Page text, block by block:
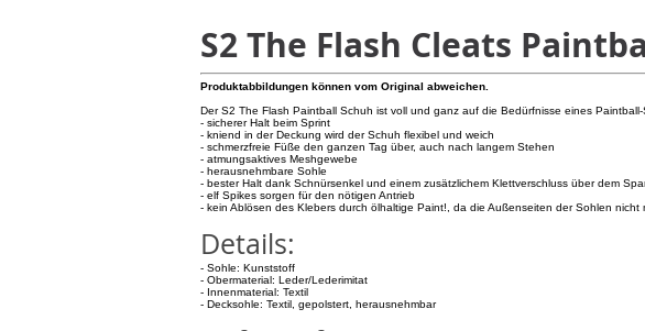
S2 The Flash Cleats
Produktabbildungen können vom Original abweichen.
Der S2 The Flash Paintball Schuh ist voll und ganz auf die Bedürfnisse eines
- sicherer Halt beim Sprint
- kniend in der Deckung wird der Schuh flexibel und weich
- schmerzfreie Füße den ganzen Tag über, auch nach langem Stehen
- atmungsaktives Meshgewebe
- herausnehmbare Sohle
- bester Halt dank Schnürsenkel und einem zusätzlichem Klettverschluss über dem
- elf Spikes sorgen für den nötigen Antrieb
- kein Ablösen des Klebers durch ölhaltige Paint!, da die Außenseiten der Sohlen
Details:
- Sohle: Kunststoff
- Obermaterial: Leder/Lederimitat
- Innenmaterial: Textil
- Decksohle: Textil, gepolstert, herausnehmbar